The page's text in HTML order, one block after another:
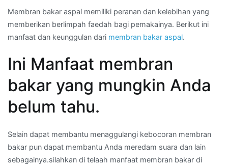
Membran bakar aspal memiliki peranan dan kelebihan yang
memberikan berlimpah faedah bagi pemakainya. Berikut ini
manfaat dan keunggulan dari membran bakar aspal.
Ini Manfaat membran
bakar yang mungkin Anda
belum tahu.
Selain dapat membantu menaggulangi kebocoran membran
bakar pun dapat membantu Anda meredam suara dan lain
sebagainya.silahkan di telaah manfaat membran bakar di